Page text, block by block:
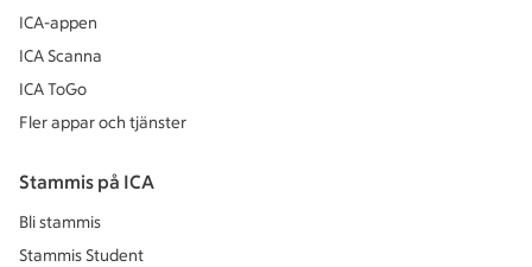
ICA-appen
ICA Scanna
ICA ToGo
Fler appar och tjänster
Stammis på ICA
Bli stammis
Stammis Student